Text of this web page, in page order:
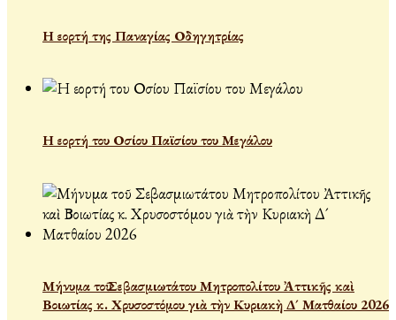
Η εορτή της Παναγίας Οδηγητρίας
Η εορτή του Οσίου Παϊσίου του Μεγάλου
Μήνυμα τοῦ Σεβασμιωτάτου Μητροπολίτου Ἀττικῆς καὶ
Βοιωτίας κ. Χρυσοστόμου γιὰ τὴν Κυριακὴ Δ´ Ματθαίου 2026